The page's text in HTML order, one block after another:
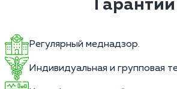
Гарантии
Регулярный меднадзор.
Индивидуальная и групповая